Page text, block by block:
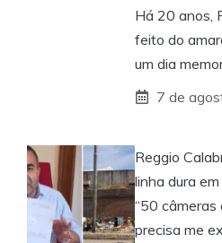
Há 20 anos,
feito do
um dia
7 de
Reggio
linha dura
“50 câmeras
precisa me